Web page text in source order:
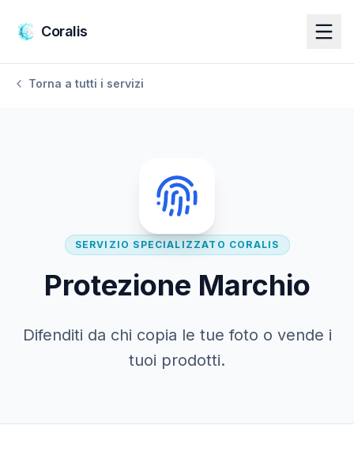
Coralis
Torna a tutti i servizi
SERVIZIO SPECIALIZZATO CORALIS
Protezione Marchio
Difenditi da chi copia le tue foto o vende i
tuoi prodotti.